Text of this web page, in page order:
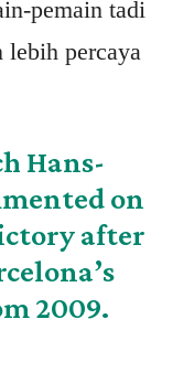
pemain tadi
lebih percaya
Hans-
on
after
2009.